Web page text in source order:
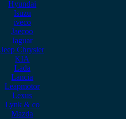
Hyundai
Isuzu
iveco
Jaecoo
Jaguar
Jeep Chrysler
KIA
Lada
Lancia
Leapmotor
Lexus
Lynk & co
Mazda